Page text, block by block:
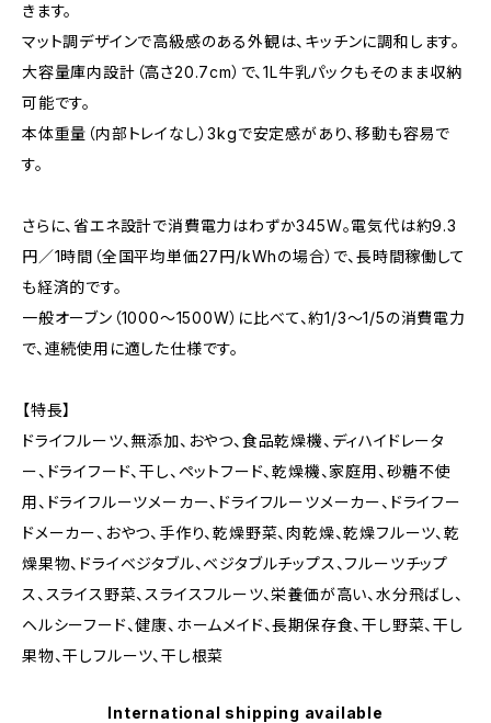
きます。
マット調デザインで高級感のある外観は、キッチンに調和します。
大容量庫内設計（高さ20.7cm）で、1L牛乳パックもそのまま収納
可能です。
本体重量（内部トレイなし）3kgで安定感があり、移動も容易で
す。
さらに、省エネ設計で消費電力はわずか345W。電気代は約9.3
円／1時間（全国平均単価27円/kWhの場合）で、長時間稼働して
も経済的です。
一般オーブン（1000～1500W）に比べて、約1/3～1/5の消費電力
で、連続使用に適した仕様です。
【特長】
ドライフルーツ、無添加、おやつ、食品乾燥機、ディハイドレータ
ー、ドライフード、干し、ペットフード、乾燥機、家庭用、砂糖不使
用、ドライフルーツメーカー、ドライフルーツメーカー、ドライフー
ドメーカー、おやつ、手作り、乾燥野菜、肉乾燥、乾燥フルーツ、乾
燥果物、ドライベジタブル、ベジタブルチップス、フルーツチップ
ス、スライス野菜、スライスフルーツ、栄養価が高い、水分飛ばし、
ヘルシーフード、健康、ホームメイド、長期保存食、干し野菜、干し
果物、干しフルーツ、干し根菜
International shipping available